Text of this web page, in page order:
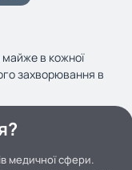
майже в кожної
захворювання в
медичної сфери.